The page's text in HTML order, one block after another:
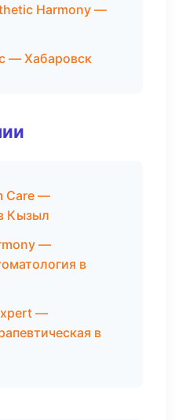
Harmony —
— Хабаровск
Care —
Кызыл
—
в
—
в